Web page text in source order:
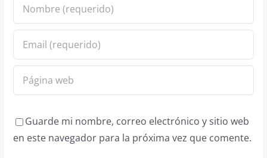
Guarde mi nombre, correo electrónico y sitio web
en este navegador para la próxima vez que comente.